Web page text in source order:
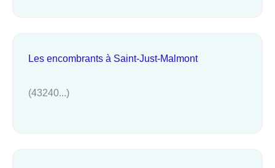
Les encombrants à Saint-Just-Malmont
(43240...)